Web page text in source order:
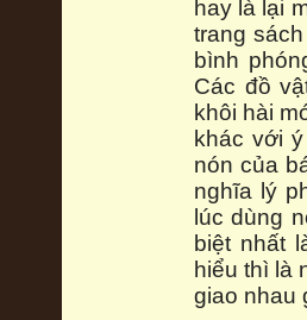
hay là lại
trang
bình
Các đồ
khôi hài
khác với
nón của
nghĩa lý
lúc dùng
biệt nhất
hiểu thì là
giao nhau